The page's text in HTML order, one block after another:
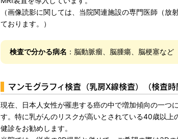
（画像読影に関しては、当院関連施設の専門医師（放
ております。）
検査で分かる病名 ：脳動脈瘤、脳腫瘍、脳梗塞など
マンモグラフィ検査（乳房X線検査）（検査時
現在、日本人女性が罹患する癌の中で増加傾向の一つ
す。特に乳がんのリスクが高いとされている40歳以上
健診をお勧めします。